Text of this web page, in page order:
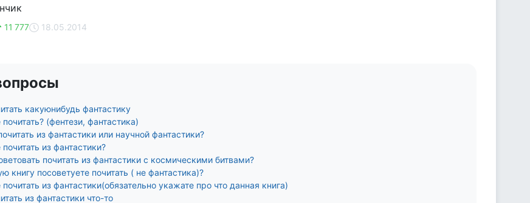
11 777 18.05.2014
какуюнибудь фантастику
(фентези, фантастика)
из фантастики или научной фантастики?
из фантастики?
почитать из фантастики с космическими битвами?
книгу посоветуете почитать ( не фантастика)?
из фантастики(обязательно укажате про что данная книга)
из фантастики что-то